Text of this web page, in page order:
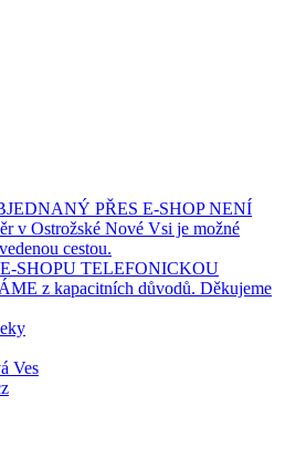
PŘES E-SHOP NENÍ
v Ostrožské Nové Vsi je možné
cestou.
SHOPU TELEFONICKOU
z kapacitních důvodů. Děkujeme
Ves